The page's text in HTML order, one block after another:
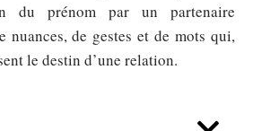
du prénom par un partenaire
nuances, de gestes et de mots qui,
le destin d’une relation.